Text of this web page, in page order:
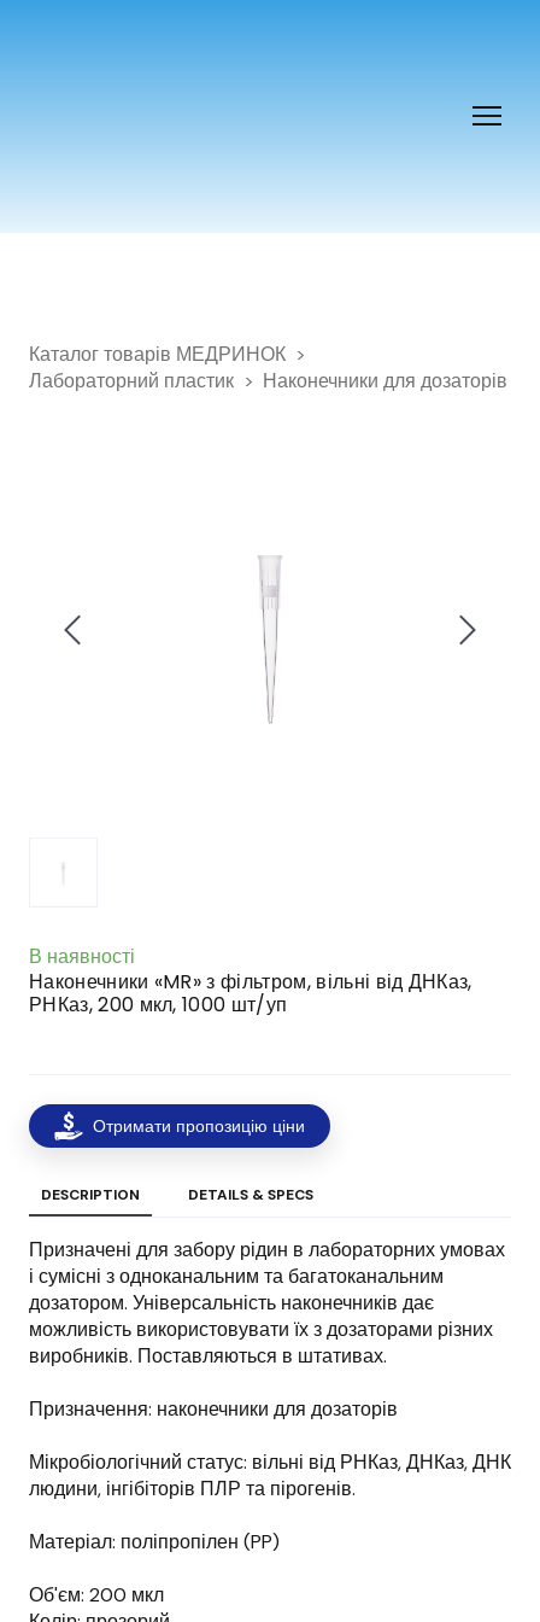
Каталог товарів МЕДРИНОК
Лабораторний пластик
Наконечники для дозаторів
В наявності
Наконечники «MR» з фільтром, вільні від ДНКаз,
РНКаз, 200 мкл, 1000 шт/уп
Отримати пропозицію ціни
DESCRIPTION DETAILS & SPECS
Призначені для забору рідин в лабораторних умовах
і сумісні з одноканальним та багатоканальним
дозатором. Універсальність наконечників дає
можливість використовувати їх з дозаторами різних
виробників. Поставляються в штативах.
Призначення: наконечники для дозаторів
Мікробіологічний статус: вільні від РНКаз, ДНКаз, ДНК
людини, інгібіторів ПЛР та пірогенів.
Матеріал: поліпропілен (PP)
Об'єм: 200 мкл